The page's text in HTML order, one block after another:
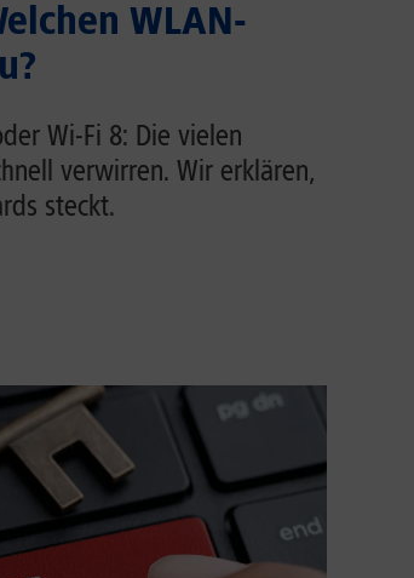
WLAN-
Wi-Fi 8: Die vielen
verwirren. Wir erklären,
steckt.